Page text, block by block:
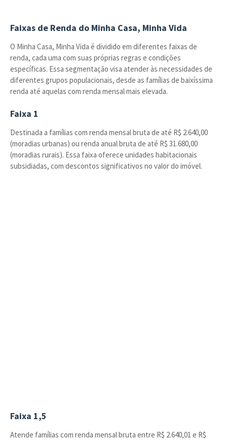
Faixas de Renda do Minha Casa, Minha Vida
O Minha Casa, Minha Vida é dividido em diferentes faixas de
renda, cada uma com suas próprias regras e condições
específicas. Essa segmentação visa atender às necessidades de
diferentes grupos populacionais, desde as famílias de baixíssima
renda até aquelas com renda mensal mais elevada.
Faixa 1
Destinada a famílias com renda mensal bruta de até R$ 2.640,00
(moradias urbanas) ou renda anual bruta de até R$ 31.680,00
(moradias rurais). Essa faixa oferece unidades habitacionais
subsidiadas, com descontos significativos no valor do imóvel.
Faixa 1,5
Atende famílias com renda mensal bruta entre R$ 2.640,01 e R$